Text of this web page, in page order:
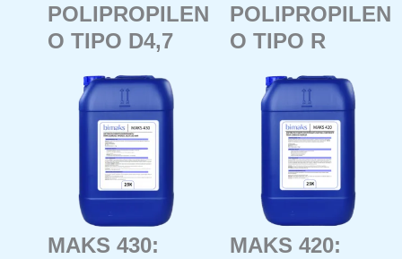
POLIPROPILEN
O TIPO D4,7
POLIPROPILEN
O TIPO R
MAKS 430:
MAKS 420: